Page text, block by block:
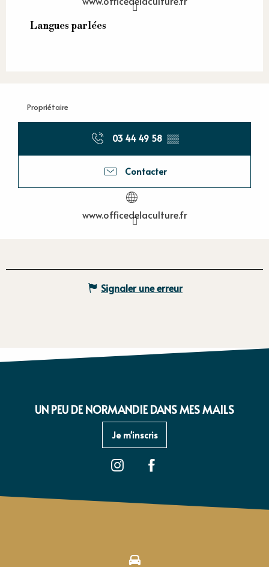
Langues parlées
Langues parlées
Propriétaire
03 44 49 58 ▒▒
Contacter
www.officedelaculture.fr
Signaler une erreur
UN PEU DE NORMANDIE DANS MES MAILS
Je m'inscris